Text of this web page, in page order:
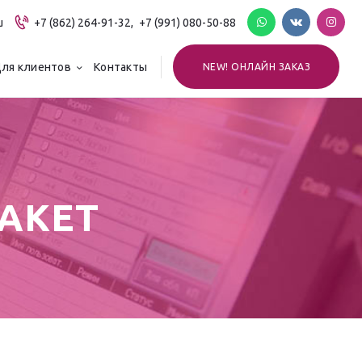
+7 (862) 264-91-32, +7 (991) 080-50-88
клиентов Контакты NEW! ОНЛАЙН ЗАКАЗ